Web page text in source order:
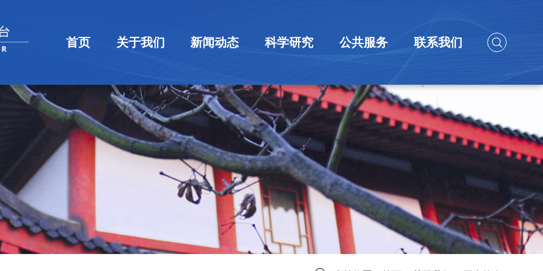
首页 关于我们
平台简介
组织机构
规章制度
新闻动态
新闻速递
通知公告
科学研究
研究团队
科研成果
科研项目
公共服务
中国家庭大数据库
大型仪器共享服务
联系我们
联系方式